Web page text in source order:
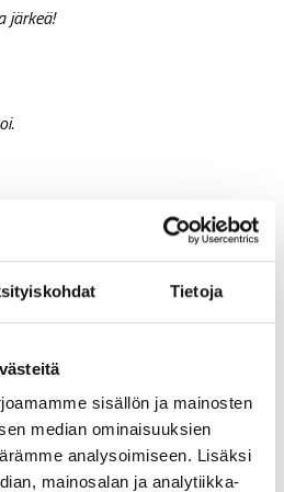
Tietoja
sisällön ja mainosten
median ominaisuuksien
analysoimiseen. Lisäksi
mainosalan ja analytiikka-
järkeä!